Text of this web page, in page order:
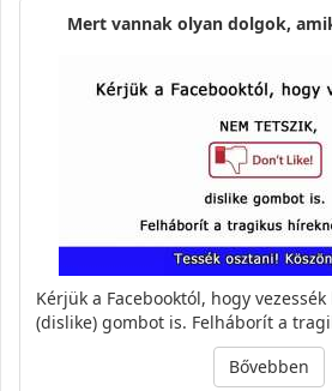
Mert vannak olyan dolgok,
Kérjük a Facebooktól, hogy vezessék
(dislike) gombot is. Felháborít a
Bővebben